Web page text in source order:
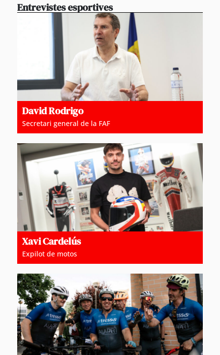
Entrevistes esportives
David Rodrigo
Secretari general de la FAF
Xavi Cardelús
Expilot de motos